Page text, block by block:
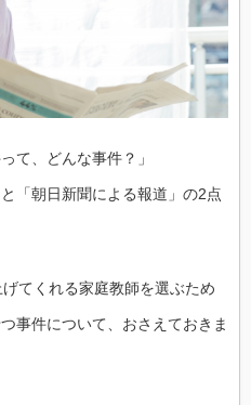
て、どんな事件？」
「朝日新聞による報道」の2点
てくれる家庭教師を選ぶため
事件について、おさえておきま